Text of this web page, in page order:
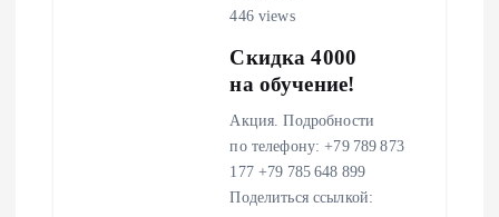
446 views
Скидка 4000
на обучение!
Акция. Подробности
по телефону: +79 789 873
177 +79 785 648 899
Поделиться ссылкой: